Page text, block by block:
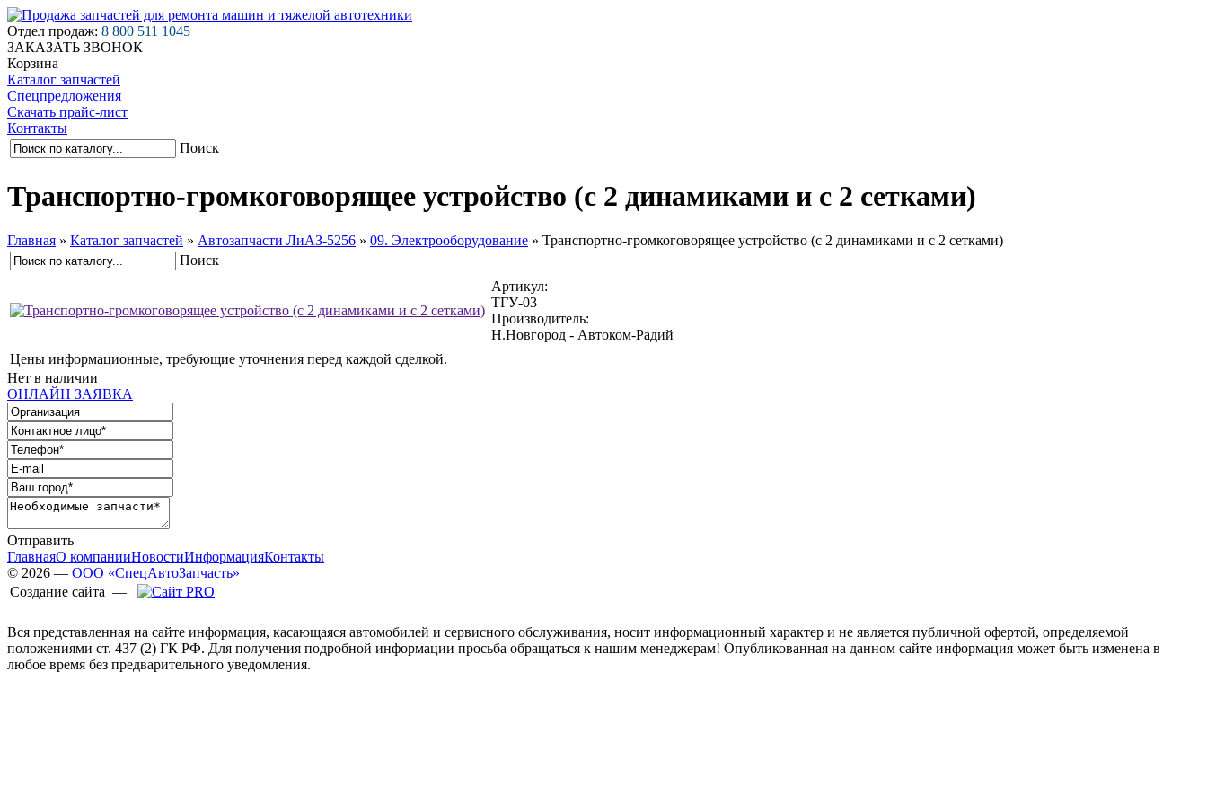
Отдел продаж: 8 800 511 1045
ЗАКАЗАТЬ ЗВОНОК
Корзина
Каталог запчастей
Спецпредложения
Скачать прайс-лист
Контакты
Поиск
Транспортно-громкоговорящее устройство (с 2 динамиками и с 2 сетками)
Главная » Каталог запчастей » Автозапчасти ЛиАЗ-5256 » 09. Электрооборудование » Транспортно-громкоговорящее устройство (с 2 динамиками и с 2 сетками)
Поиск
Артикул:
ТГУ-03
Производитель:
Н.Новгород - Автоком-Радий
Цены информационные, требующие уточнения перед каждой сделкой.
Нет в наличии
ОНЛАЙН ЗАЯВКА
Отправить
ГлавнаяО компанииНовостиИнформацияКонтакты
© 2026 — ООО «СпецАвтоЗапчасть»
Создание сайта —
Вся представленная на сайте информация, касающаяся автомобилей и сервисного обслуживания, носит информационный характер и не является публичной офертой, определяемой
положениями ст. 437 (2) ГК РФ. Для получения подробной информации просьба обращаться к нашим менеджерам! Опубликованная на данном сайте информация может быть изменена в
любое время без предварительного уведомления.